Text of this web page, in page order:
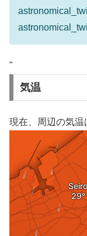
"
気温
現在、周辺の気温